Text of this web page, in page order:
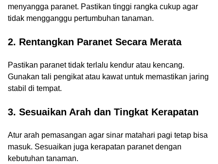
menyangga paranet. Pastikan tinggi rangka cukup agar
tidak mengganggu pertumbuhan tanaman.
2. Rentangkan Paranet Secara Merata
Pastikan paranet tidak terlalu kendur atau kencang.
Gunakan tali pengikat atau kawat untuk memastikan jaring
stabil di tempat.
3. Sesuaikan Arah dan Tingkat Kerapatan
Atur arah pemasangan agar sinar matahari pagi tetap bisa
masuk. Sesuaikan juga kerapatan paranet dengan
kebutuhan tanaman.